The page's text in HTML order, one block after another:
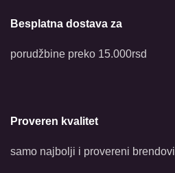
Besplatna dostava za
porudžbine preko 15.000rsd
Proveren kvalitet
samo najbolji i provereni brendovi